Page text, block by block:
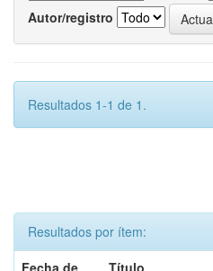
Autor/registro
Resultados 1-1 de 1.
Resultados por ítem:
Fecha de
Título